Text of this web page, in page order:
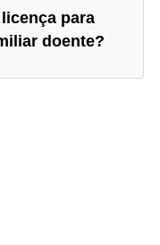
para
doente?